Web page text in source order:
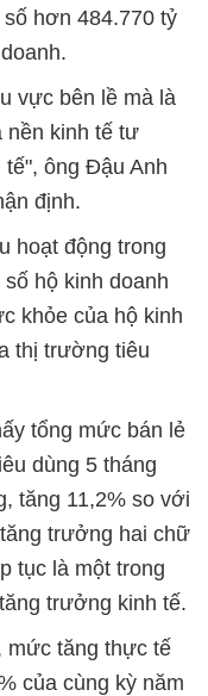
hơn 484.770 tỷ
vực bên lề mà là
nền kinh tế tư
ông Đậu Anh
định.
hoạt động trong
hộ kinh doanh
khỏe của hộ kinh
thị trường tiêu
tổng mức bán lẻ
dùng 5 tháng
tăng 11,2% so với
trưởng hai chữ
tục là một trong
trưởng kinh tế.
mức tăng thực tế
của cùng kỳ năm